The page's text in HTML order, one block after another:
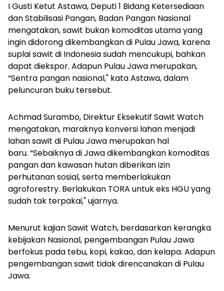
I Gusti Ketut Astawa, Deputi 1 Bidang Ketersediaan
dan Stabilisasi Pangan, Badan Pangan Nasional
mengatakan, sawit bukan komoditas utama yang
ingin didorong dikembangkan di Pulau Jawa, karena
suplai sawit di Indonesia sudah mencukupi, bahkan
dapat diekspor. Adapun Pulau Jawa merupakan,
“Sentra pangan nasional," kata Astawa, dalam
peluncuran buku tersebut.
Achmad Surambo, Direktur Eksekutif Sawit Watch
mengatakan, maraknya konversi lahan menjadi
lahan sawit di Pulau Jawa merupakan hal
baru. “Sebaiknya di Jawa dikembangkan komoditas
pangan dan kawasan hutan diberikan izin
perhutanan sosial, serta memberlakukan
agroforestry. Berlakukan TORA untuk eks HGU yang
sudah tak terpakai," ujarnya.
Menurut kajian Sawit Watch, berdasarkan kerangka
kebijakan Nasional, pengembangan Pulau Jawa
berfokus pada tebu, kopi, kakao, dan kelapa. Adapun
pengembangan sawit tidak direncanakan di Pulau
Jawa.